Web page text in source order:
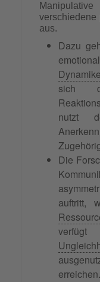
verschiedene
aus.
Dazu
sich
nutzt
Die
auftritt,
erreichen.